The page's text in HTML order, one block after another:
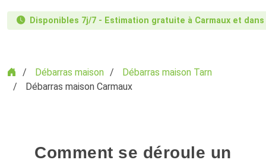
Disponibles 7j/7 - Estimation gratuite à Carmaux et
AccueilDébarras maison
Débarras maison Tarn
Débarras maison Carmaux
Comment se déroule un